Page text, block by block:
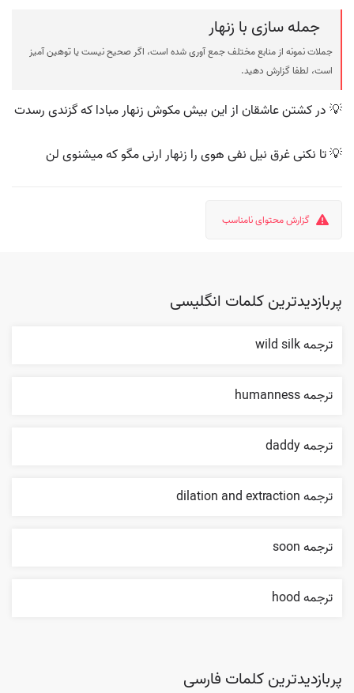
جمله سازی با زنهار
جملات نمونه از منابع مختلف جمع آوری شده است، اگر صحیح نیست یا توهین آمیز
است، لطفا گزارش دهید.
💡 در کشتن عاشقان از این بیش مکوش زنهار مبادا که گزندی رسدت
💡 تا نکنی غرق نیل نفی هوی را زنهار ارنی مگو که میشنوی لن
گزارش محتوای نامناسب
پربازدیدترین کلمات انگلیسی
ترجمه wild silk
ترجمه humanness
ترجمه daddy
ترجمه dilation and extraction
ترجمه soon
ترجمه hood
پربازدیدترین کلمات فارسی